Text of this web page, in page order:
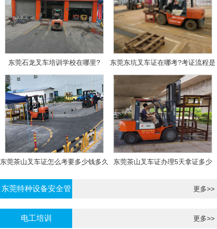
东莞石龙叉车培训学校在哪里?
东莞东坑叉车证在哪考?考证流程是
什么?需要什么资料?
东莞茶山叉车证怎么考要多少钱多久
东莞茶山叉车证办理5天拿证多少
东莞特种设备安全管
理证考证
更多>>
电工培训 更多>>